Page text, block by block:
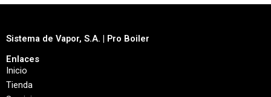
Sistema de Vapor, S.A. | Pro Boiler
Enlaces
Inicio
Tienda